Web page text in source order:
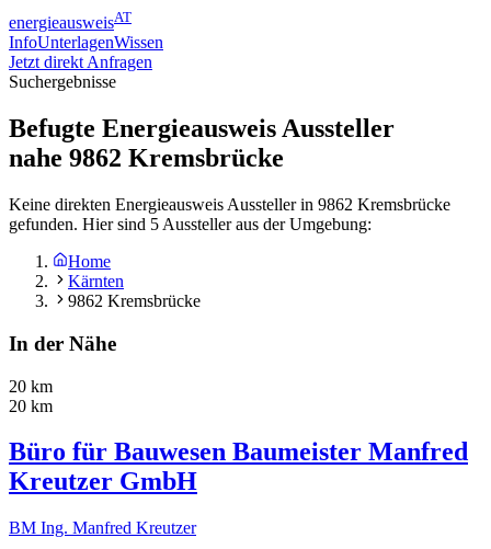
energieausweisAT
InfoUnterlagenWissen
Jetzt direkt Anfragen
Suchergebnisse
Befugte Energieausweis Aussteller
nahe 9862 Kremsbrücke
Keine direkten Energieausweis Aussteller in 9862 Kremsbrücke
gefunden. Hier sind 5 Aussteller aus der Umgebung:
Home
Kärnten
9862 Kremsbrücke
In der Nähe
20 km
20 km
Büro für Bauwesen Baumeister Manfred
Kreutzer GmbH
BM Ing. Manfred Kreutzer